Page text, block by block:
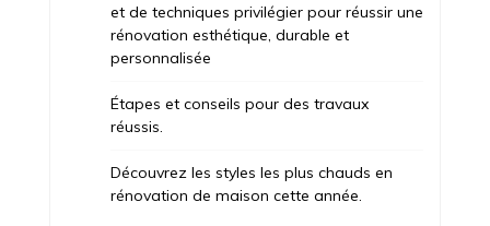
et de techniques privilégier pour réussir une
rénovation esthétique, durable et
personnalisée
Étapes et conseils pour des travaux
réussis.
Découvrez les styles les plus chauds en
rénovation de maison cette année.